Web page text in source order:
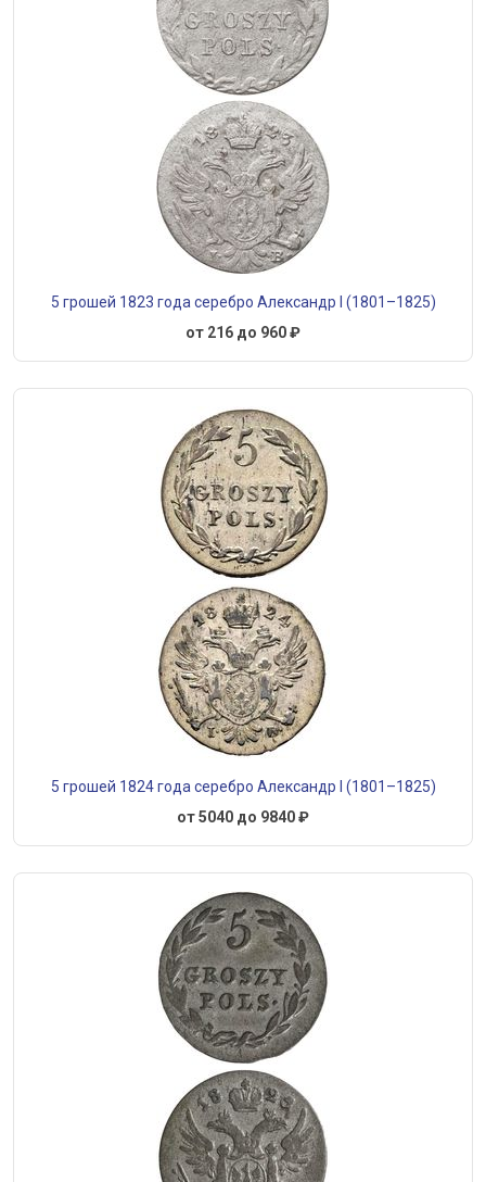
5 грошей 1823 года серебро Александр I (1801–1825)
от 216 до 960 ₽
5 грошей 1824 года серебро Александр I (1801–1825)
от 5040 до 9840 ₽